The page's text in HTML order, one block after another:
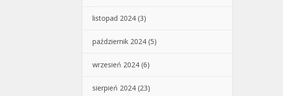
listopad 2024 (3)
październik 2024 (5)
wrzesień 2024 (6)
sierpień 2024 (23)